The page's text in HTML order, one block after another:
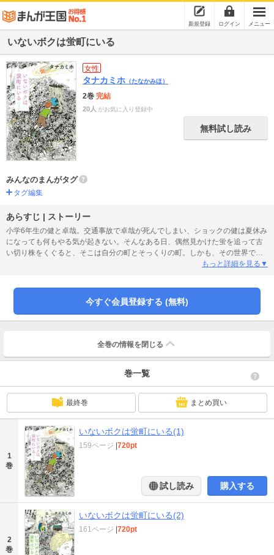
新規登録 ログイン メニュー
いないボクは蛍町にいる
女性
タナカミホ （たなかみほ）
2巻 完結
20人 がお気に入り登録中
無料試し読み
みんなのまんがタグ
タグ編集
あらすじ | ストーリー
小学6年生の健と卓哉。交通事故で卓哉が死んでしまい、ショックの健は夏休み
になっても何もやる気が起きない。そんなある日、偶然見かけた蛍を追って古
い切り株をくぐると、そこは自分の町とそっくりの町。しかも、その世界では
死んだはずの卓哉が生きていて!? そっくりだけど何かが違う二つの町で健が
ク。新鋭が描くパラレルワールドストーリー！
もっと詳細を見る▼
今すぐ会員登録する (無料)
全巻の情報を 閉じる
巻一覧
最終巻 まとめ買い
1
巻
いないボクは蛍町にいる(1)
159ページ 720pt
試し読み 購入する
2
巻
いないボクは蛍町にいる(2)
161ページ 720pt